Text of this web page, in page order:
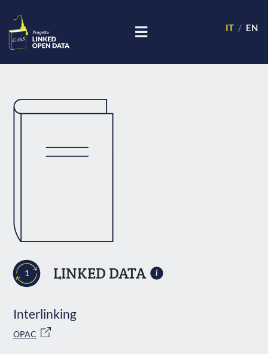
IT EN
1 LINKED DATA
Interlinking
OPAC